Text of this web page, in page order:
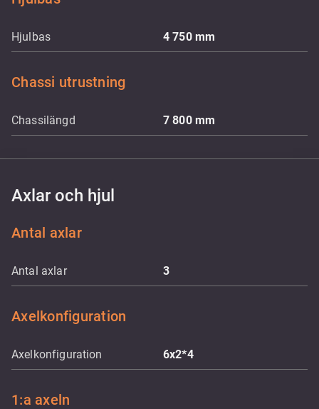
Hjulbas 4 750 mm
Chassi utrustning
Chassilängd 7 800 mm
Axlar och hjul
Antal axlar
Antal axlar 3
Axelkonfiguration
Axelkonfiguration 6x2*4
1:a axeln